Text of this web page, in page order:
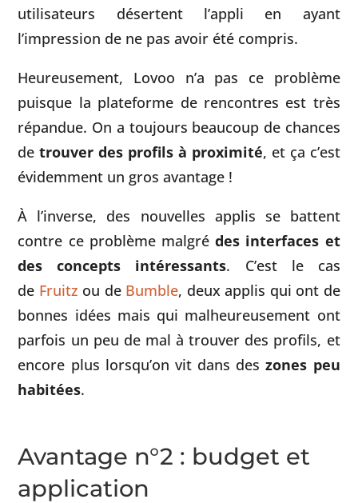
utilisateurs désertent l’appli en ayant
l’impression de ne pas avoir été compris.
Heureusement, Lovoo n’a pas ce problème
puisque la plateforme de rencontres est très
répandue. On a toujours beaucoup de chances
detrouver des profils à proximité, et ça c’est
évidemment un gros avantage !
À l’inverse, des nouvelles applis se battent
contre ce problème malgrédes interfaces et
des concepts intéressants. C’est le cas
de Fruitz ou de Bumble, deux applis qui ont de
bonnes idées mais qui malheureusement ont
parfois un peu de mal à trouver des profils, et
encore plus lorsqu’on vit dans deszones peu
habitées.
Avantage n°2 : budget et
application